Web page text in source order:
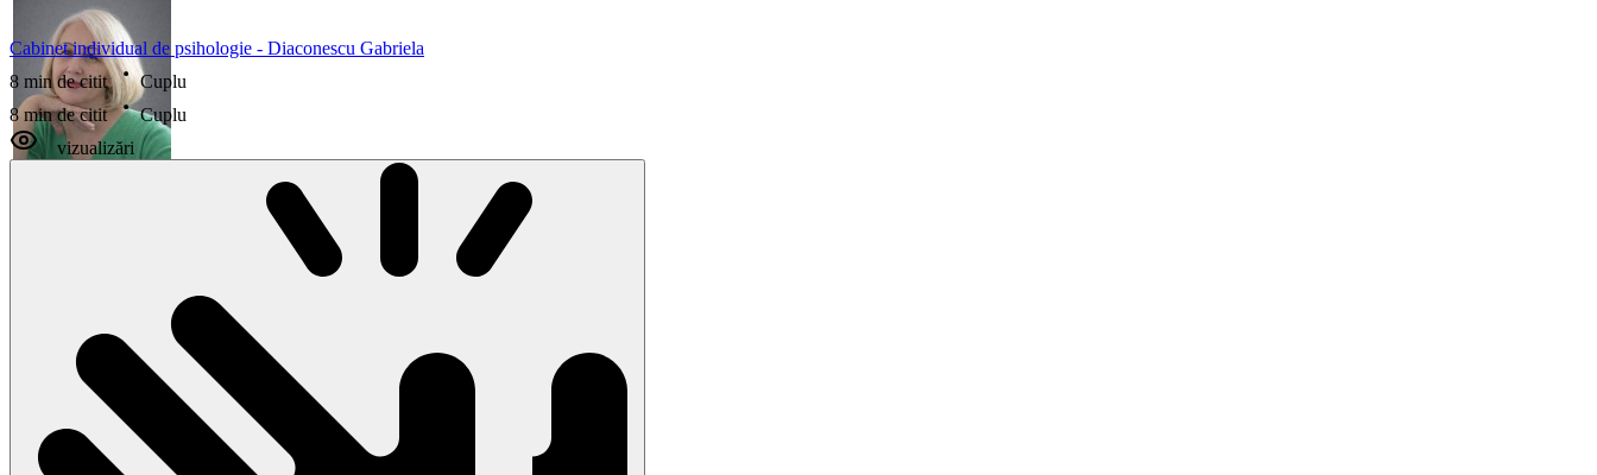
Cabinet individual de psihologie - Diaconescu Gabriela
8 min de citit
Cuplu
8 min de citit
Cuplu
vizualizări